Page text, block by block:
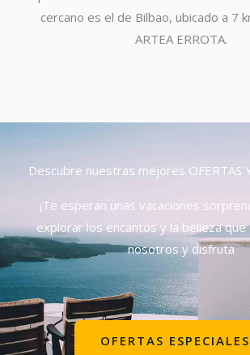
cercano es el de Bilbao, ubicado a 7
ARTEA ERROTA.
Descubre nuestras mejores OFERTAS
¡Te esperan unas vacaciones
explorar los encantos y la belleza
nosotros y disfruta
OFERTAS ESPECIALES